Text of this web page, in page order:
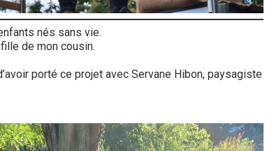
nés sans vie.
de mon cousin.
porté ce projet avec Servane Hibon, paysagiste